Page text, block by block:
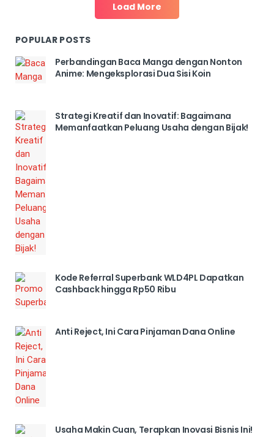
Load More
POPULAR POSTS
Perbandingan Baca Manga dengan Nonton
Anime: Mengeksplorasi Dua Sisi Koin
Strategi Kreatif dan Inovatif: Bagaimana
Memanfaatkan Peluang Usaha dengan Bijak!
Kode Referral Superbank WLD4PL Dapatkan
Cashback hingga Rp50 Ribu
Anti Reject, Ini Cara Pinjaman Dana Online
Usaha Makin Cuan, Terapkan Inovasi Bisnis Ini!